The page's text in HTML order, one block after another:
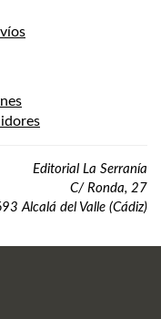
Editorial La Serranía
C/ Ronda, 27
Alcalá del Valle (Cádiz)